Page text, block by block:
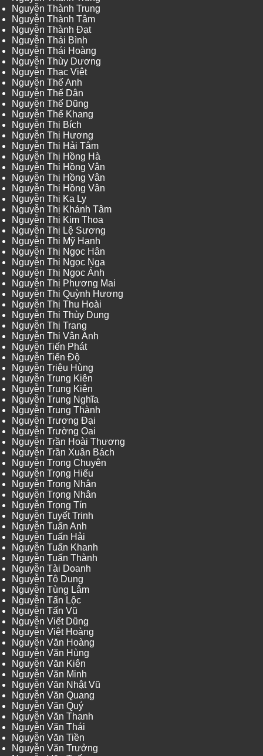
Nguyễn Thành Trung
Nguyễn Thành Tâm
Nguyễn Thành Đạt
Nguyễn Thái Bình
Nguyễn Thái Hoàng
Nguyễn Thùy Dương
Nguyễn Thạc Việt
Nguyễn Thế Anh
Nguyễn Thế Dân
Nguyễn Thế Dũng
Nguyễn Thế Khang
Nguyễn Thị Bích
Nguyễn Thị Hương
Nguyễn Thị Hải Tâm
Nguyễn Thị Hồng Hà
Nguyễn Thị Hồng Vân
Nguyễn Thị Hồng Vân
Nguyễn Thị Hồng Vân
Nguyễn Thị Ka Ly
Nguyễn Thị Khánh Tâm
Nguyễn Thị Kim Thoa
Nguyễn Thị Lệ Sương
Nguyễn Thị Mỹ Hạnh
Nguyễn Thị Ngọc Hân
Nguyễn Thị Ngọc Nga
Nguyễn Thị Ngọc Ánh
Nguyễn Thị Phương Mai
Nguyễn Thị Quỳnh Hương
Nguyễn Thị Thu Hoài
Nguyễn Thị Thùy Dung
Nguyễn Thị Trang
Nguyễn Thị Vân Anh
Nguyễn Tiến Phát
Nguyễn Tiến Độ
Nguyễn Triệu Hùng
Nguyễn Trung Kiên
Nguyễn Trung Kiên
Nguyễn Trung Nghĩa
Nguyễn Trung Thành
Nguyễn Trương Đại
Nguyễn Trường Oai
Nguyễn Trần Hoài Thương
Nguyễn Trần Xuân Bách
Nguyễn Trọng Chuyên
Nguyễn Trọng Hiếu
Nguyễn Trọng Nhân
Nguyễn Trọng Nhân
Nguyễn Trọng Tín
Nguyễn Tuyết Trinh
Nguyễn Tuấn Anh
Nguyễn Tuấn Hải
Nguyễn Tuấn Khanh
Nguyễn Tuấn Thành
Nguyễn Tài Doanh
Nguyễn Tô Dung
Nguyễn Tùng Lâm
Nguyễn Tấn Lộc
Nguyễn Tấn Vũ
Nguyễn Viết Dũng
Nguyễn Việt Hoàng
Nguyễn Văn Hoàng
Nguyễn Văn Hùng
Nguyễn Văn Kiên
Nguyễn Văn Minh
Nguyễn Văn Nhật Vũ
Nguyễn Văn Quang
Nguyễn Văn Quý
Nguyễn Văn Thanh
Nguyễn Văn Thái
Nguyễn Văn Tiền
Nguyễn Văn Trưởng